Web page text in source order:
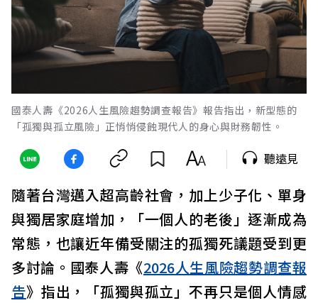
國泰人壽《2026人生風險趨勢調查報告》報告指出，新型態的
「孤獨與孤立風險」正悄悄侵蝕現代人的身心與財務韌性。
聽遠見
隨著台灣邁入超高齡社會，加上少子化、單身
與獨居家庭增加，「一個人的老後」逐漸成為
常態，也讓近年備受關注的孤獨死議題受到更
多討論。國泰人壽《2026人生風險趨勢調查報
告》指出，「孤獨與孤立」不再只是個人情感